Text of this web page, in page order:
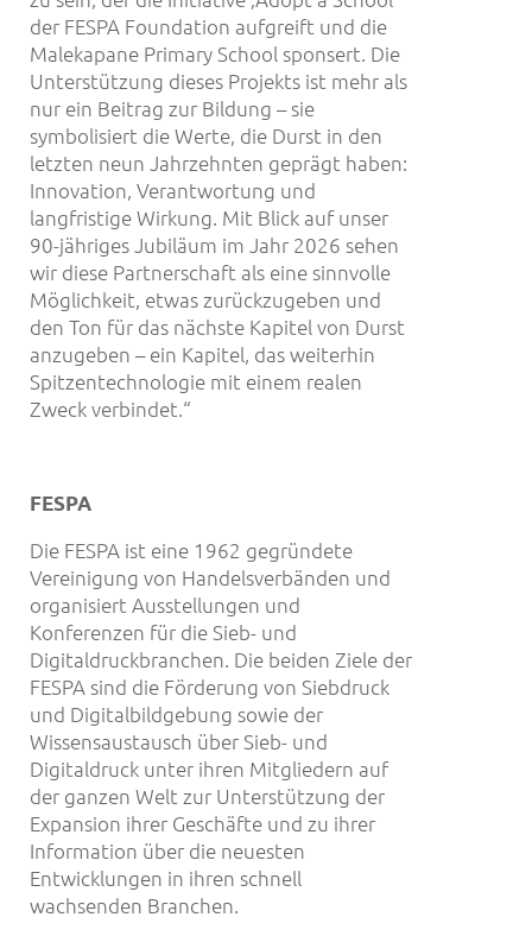
der FESPA Foundation aufgreift und die
Malekapane Primary School sponsert. Die
Unterstützung dieses Projekts ist mehr als
nur ein Beitrag zur Bildung – sie
symbolisiert die Werte, die Durst in den
letzten neun Jahrzehnten geprägt haben:
Innovation, Verantwortung und
langfristige Wirkung. Mit Blick auf unser
90-jähriges Jubiläum im Jahr 2026 sehen
wir diese Partnerschaft als eine sinnvolle
Möglichkeit, etwas zurückzugeben und
den Ton für das nächste Kapitel von Durst
anzugeben – ein Kapitel, das weiterhin
Spitzentechnologie mit einem realen
Zweck verbindet.“
FESPA
Die FESPA ist eine 1962 gegründete
Vereinigung von Handelsverbänden und
organisiert Ausstellungen und
Konferenzen für die Sieb- und
Digitaldruckbranchen. Die beiden Ziele der
FESPA sind die Förderung von Siebdruck
und Digitalbildgebung sowie der
Wissensaustausch über Sieb- und
Digitaldruck unter ihren Mitgliedern auf
der ganzen Welt zur Unterstützung der
Expansion ihrer Geschäfte und zu ihrer
Information über die neuesten
Entwicklungen in ihren schnell
wachsenden Branchen.